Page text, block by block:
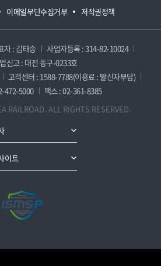
이메일무단수집거부 저작권정책
자 : 김태승
사업자등록 : 314-82-10024
신고 : 대전 동구-0233호
고객센터 : 1588-7788(이용료 : 발신자부담)
472-5000
팩스 : 02-361-8385
RAILROAD. ALL RIGHTS RESERVED.
이트